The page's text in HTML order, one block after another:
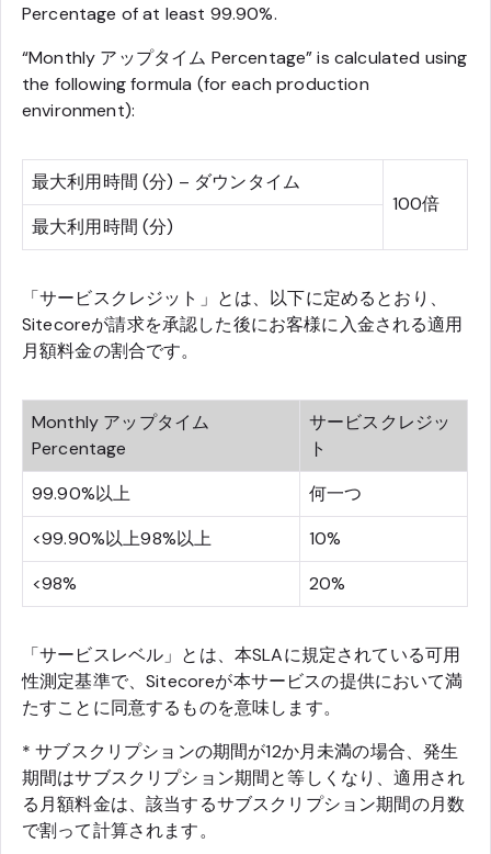
Percentage of at least 99.90%.
“Monthly アップタイム Percentage” is calculated using
the following formula (for each production
environment):
最大利用時間 (分) – ダウンタイム
100倍
最大利用時間 (分)
「サービスクレジット」とは、以下に定めるとおり、
Sitecoreが請求を承認した後にお客様に入金される適用
月額料金の割合です。
Monthly アップタイム
Percentage
サービスクレジッ
ト
99.90%以上
何一つ
<99.90%以上98%以上
10%
<98%
20%
「サービスレベル」とは、本SLAに規定されている可用
性測定基準で、Sitecoreが本サービスの提供において満
たすことに同意するものを意味します。
* サブスクリプションの期間が12か月未満の場合、発生
期間はサブスクリプション期間と等しくなり、適用され
る月額料金は、該当するサブスクリプション期間の月数
で割って計算されます。